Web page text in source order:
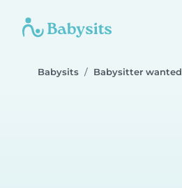
Babysits Babysitter wanted